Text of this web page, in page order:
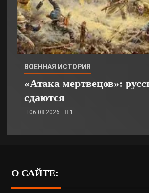
ВОЕННАЯ ИСТОРИЯ
«Атака мертвецов»:
сдаются
06.08.2026 1
О САЙТЕ: